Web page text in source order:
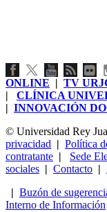
ONLINE | TV
| CLÍNICA
| INNOVACIÓN
© Universidad Rey
privacidad | Política
contratante | Sede
sociales | Contacto |
| Buzón de
Interno de Información